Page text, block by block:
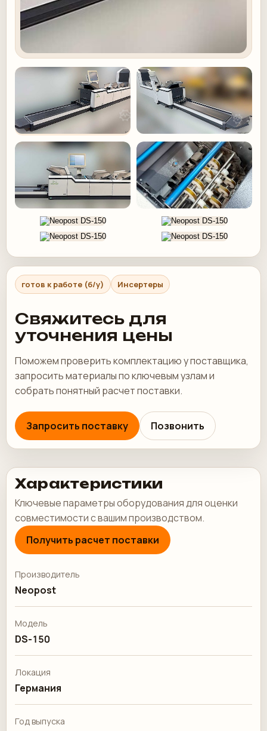
готов к работе (б/у) Инсертеры
Свяжитесь для
уточнения цены
Поможем проверить комплектацию у поставщика,
запросить материалы по ключевым узлам и
собрать понятный расчет поставки.
Запросить поставку Позвонить
Характеристики
Ключевые параметры оборудования для оценки
совместимости с вашим производством.
Получить расчет поставки
Производитель
Neopost
Модель
DS-150
Локация
Германия
Год выпуска